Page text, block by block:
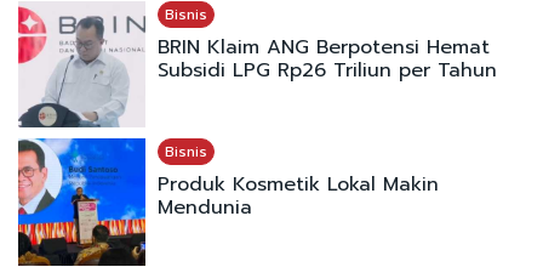
Bisnis
BRIN Klaim ANG Berpotensi Hemat
Subsidi LPG Rp26 Triliun per Tahun
Bisnis
Produk Kosmetik Lokal Makin
Mendunia